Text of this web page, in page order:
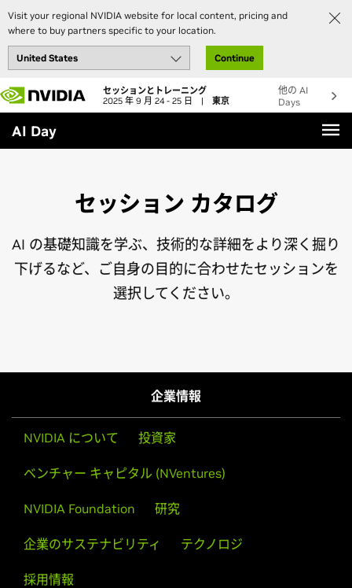
Visit your regional NVIDIA website for local content, pricing and
where to buy partners specific to your location.
Continue
Skip
to
main
content
セッションとトレーニング
2025 年 9 月 24 - 25 日 | 東京
他の AI
Days
AI Day
セッション カタログ
AI の基礎知識を学ぶ、技術的な詳細をより深く掘り
下げるなど、ご自身の目的に合わせたセッションを
選択してください。
企業情報
NVIDIA について 投資家
ベンチャー キャピタル (NVentures)
NVIDIA Foundation 研究
企業のサステナビリティ テクノロジ
採用情報